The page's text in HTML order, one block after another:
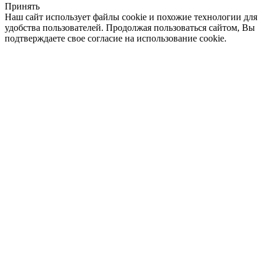
Принять
Наш сайт использует файлы cookie и похожие технологии для
удобства пользователей. Продолжая пользоваться сайтом, Вы
подтверждаете свое согласие на использование cookie.